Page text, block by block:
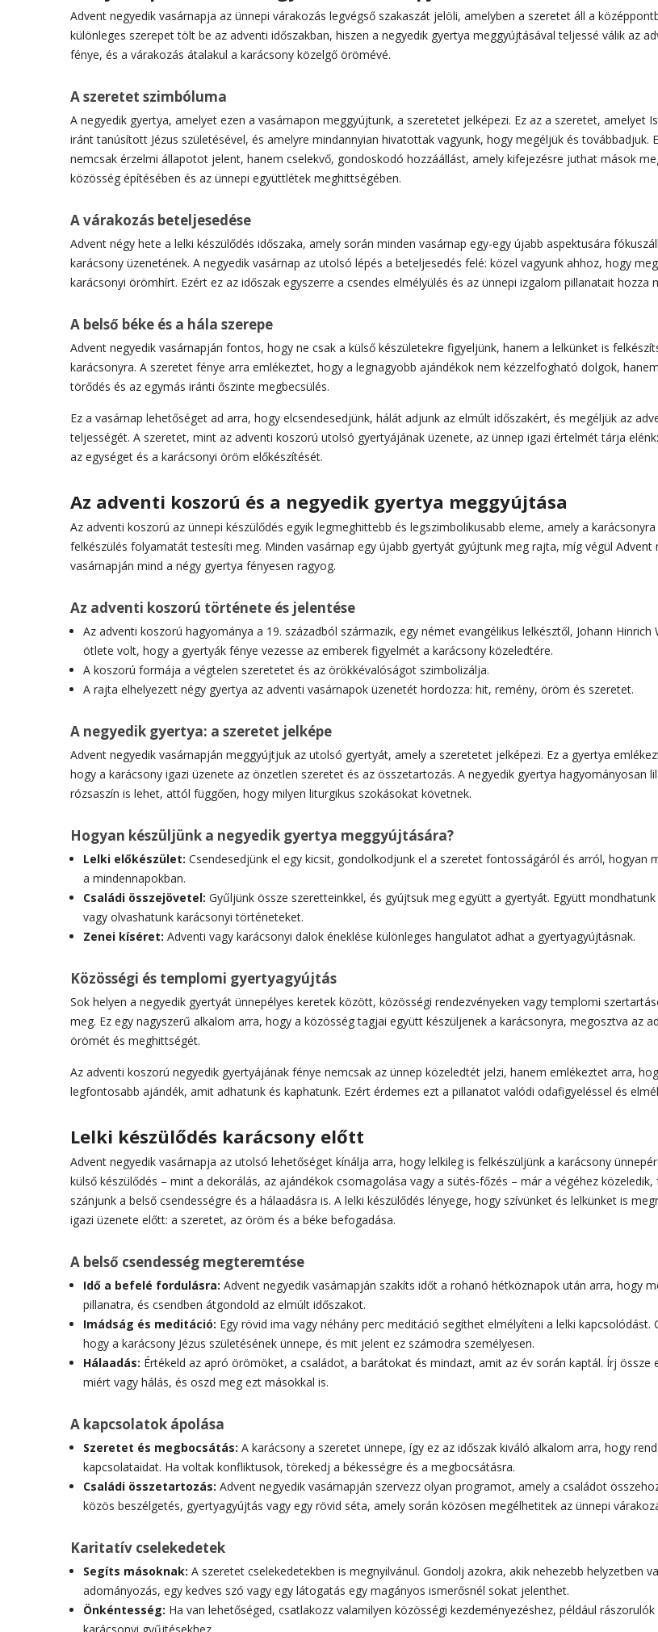
Advent negyedik vasárnapja az ünnepi várakozás legvégső szakaszát jelöli, amelyben a szeretet áll a
különleges szerepet tölt be az adventi időszakban, hiszen a negyedik gyertya meggyújtásával teljessé válik az
fénye, és a várakozás átalakul a karácsony közelgő örömévé.
A szeretet szimbóluma
A negyedik gyertya, amelyet ezen a vasárnapon meggyújtunk, a szeretetet jelképezi. Ez az a szeretet, amelyet
iránt tanúsított Jézus születésével, és amelyre mindannyian hivatottak vagyunk, hogy megéljük és továbbadjuk.
nemcsak érzelmi állapotot jelent, hanem cselekvő, gondoskodó hozzáállást, amely kifejezésre juthat mások
közösség építésében és az ünnepi együttlétek meghittségében.
A várakozás beteljesedése
Advent négy hete a lelki készülődés időszaka, amely során minden vasárnap egy-egy újabb aspektusára
karácsony üzenetének. A negyedik vasárnap az utolsó lépés a beteljesedés felé: közel vagyunk ahhoz, hogy
karácsonyi örömhírt. Ezért ez az időszak egyszerre a csendes elmélyülés és az ünnepi izgalom pillanatait hozza
A belső béke és a hála szerepe
Advent negyedik vasárnapján fontos, hogy ne csak a külső készületekre figyeljünk, hanem a lelkünket is
karácsonyra. A szeretet fénye arra emlékeztet, hogy a legnagyobb ajándékok nem kézzelfogható dolgok,
törődés és az egymás iránti őszinte megbecsülés.
Ez a vasárnap lehetőséget ad arra, hogy elcsendesedjünk, hálát adjunk az elmúlt időszakért, és megéljük az
teljességét. A szeretet, mint az adventi koszorú utolsó gyertyájának üzenete, az ünnep igazi értelmét tárja
az egységet és a karácsonyi öröm előkészítését.
Az adventi koszorú és a negyedik gyertya meggyújtása
Az adventi koszorú az ünnepi készülődés egyik legmeghittebb és legszimbolikusabb eleme, amely a karácsonyra
felkészülés folyamatát testesíti meg. Minden vasárnap egy újabb gyertyát gyújtunk meg rajta, míg végül Advent
vasárnapján mind a négy gyertya fényesen ragyog.
Az adventi koszorú története és jelentése
Az adventi koszorú hagyománya a 19. századból származik, egy német evangélikus lelkésztől, Johann Hinrich
ötlete volt, hogy a gyertyák fénye vezesse az emberek figyelmét a karácsony közeledtére.
A koszorú formája a végtelen szeretetet és az örökkévalóságot szimbolizálja.
A rajta elhelyezett négy gyertya az adventi vasárnapok üzenetét hordozza: hit, remény, öröm és szeretet.
A negyedik gyertya: a szeretet jelképe
Advent negyedik vasárnapján meggyújtjuk az utolsó gyertyát, amely a szeretetet jelképezi. Ez a gyertya
hogy a karácsony igazi üzenete az önzetlen szeretet és az összetartozás. A negyedik gyertya hagyományosan
rózsaszín is lehet, attól függően, hogy milyen liturgikus szokásokat követnek.
Hogyan készüljünk a negyedik gyertya meggyújtására?
Lelki előkészület: Csendesedjünk el egy kicsit, gondolkodjunk el a szeretet fontosságáról és arról, hogyan
a mindennapokban.
Családi összejövetel: Gyűljünk össze szeretteinkkel, és gyújtsuk meg együtt a gyertyát. Együtt
vagy olvashatunk karácsonyi történeteket.
Zenei kíséret: Adventi vagy karácsonyi dalok éneklése különleges hangulatot adhat a gyertyagyújtásnak.
Közösségi és templomi gyertyagyújtás
Sok helyen a negyedik gyertyát ünnepélyes keretek között, közösségi rendezvényeken vagy templomi
meg. Ez egy nagyszerű alkalom arra, hogy a közösség tagjai együtt készüljenek a karácsonyra, megosztva az
örömét és meghittségét.
Az adventi koszorú negyedik gyertyájának fénye nemcsak az ünnep közeledtét jelzi, hanem emlékeztet arra,
legfontosabb ajándék, amit adhatunk és kaphatunk. Ezért érdemes ezt a pillanatot valódi odafigyeléssel és
Lelki készülődés karácsony előtt
Advent negyedik vasárnapja az utolsó lehetőséget kínálja arra, hogy lelkileg is felkészüljünk a karácsony
külső készülődés – mint a dekorálás, az ajándékok csomagolása vagy a sütés-főzés – már a végéhez
szánjunk a belső csendességre és a hálaadásra is. A lelki készülődés lényege, hogy szívünket és lelkünket is
igazi üzenete előtt: a szeretet, az öröm és a béke befogadása.
A belső csendesség megteremtése
Idő a befelé fordulásra: Advent negyedik vasárnapján szakíts időt a rohanó hétköznapok után arra, hogy
pillanatra, és csendben átgondold az elmúlt időszakot.
Imádság és meditáció: Egy rövid ima vagy néhány perc meditáció segíthet elmélyíteni a lelki kapcsolódást.
hogy a karácsony Jézus születésének ünnepe, és mit jelent ez számodra személyesen.
Hálaadás: Értékeld az apró örömöket, a családot, a barátokat és mindazt, amit az év során kaptál. Írj össze
miért vagy hálás, és oszd meg ezt másokkal is.
A kapcsolatok ápolása
Szeretet és megbocsátás: A karácsony a szeretet ünnepe, így ez az időszak kiváló alkalom arra, hogy
kapcsolataidat. Ha voltak konfliktusok, törekedj a békességre és a megbocsátásra.
Családi összetartozás: Advent negyedik vasárnapján szervezz olyan programot, amely a családot
közös beszélgetés, gyertyagyújtás vagy egy rövid séta, amely során közösen megélhetitek az ünnepi
Karitatív cselekedetek
Segíts másoknak: A szeretet cselekedetekben is megnyilvánul. Gondolj azokra, akik nehezebb helyzetben
adományozás, egy kedves szó vagy egy látogatás egy magányos ismerősnél sokat jelenthet.
Önkéntesség: Ha van lehetőséged, csatlakozz valamilyen közösségi kezdeményezéshez, például